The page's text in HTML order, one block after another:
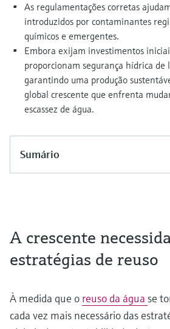
As regulamentações corretas
introduzidos por contaminantes
químicos e emergentes.
Embora exijam investimentos
proporcionam segurança hídrica de
garantindo uma produção
global crescente que enfrenta
escassez de água.
Sumário
A crescente
estratégias de reuso
À medida que o reuso da água se
cada vez mais necessário das